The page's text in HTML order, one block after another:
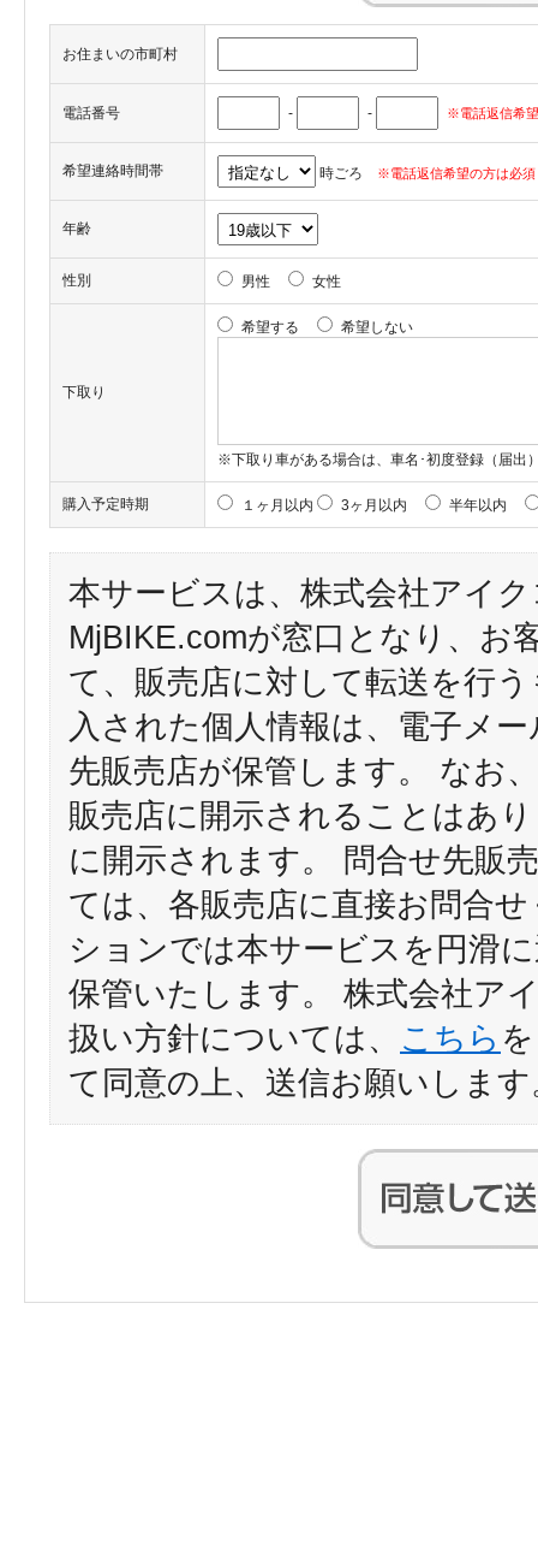
お住まいの市町村
電話番号 - - ※電話返信希
希望連絡時間帯 時ごろ ※電話返信希望の方は必須
年齢
性別 男性 女性
下取り
希望する 希望しない
※下取り車がある場合は、車名･初度登録（届出
購入予定時期 １ヶ月以内 3ヶ月以内 半年以内
本サービスは、株式会社アイ
MjBIKE.comが窓口となり、お
て、販売店に対して転送を行
入された個人情報は、電子メ
先販売店が保管します。 なお
販売店に開示されることはあ
に開示されます。 問合せ先販
ては、各販売店に直接お問合
ションでは本サービスを円滑
保管いたします。 株式会社ア
扱い方針については、 こちら
て同意の上、送信お願いします